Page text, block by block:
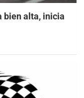
bien alta, inicia